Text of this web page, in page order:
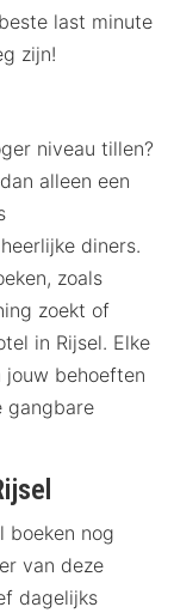
last minute
zijn!
niveau tillen?
alleen een
diners.
zoals
zoekt of
in Rijsel. Elke
behoeften
gangbare
boeken nog
van deze
dagelijks